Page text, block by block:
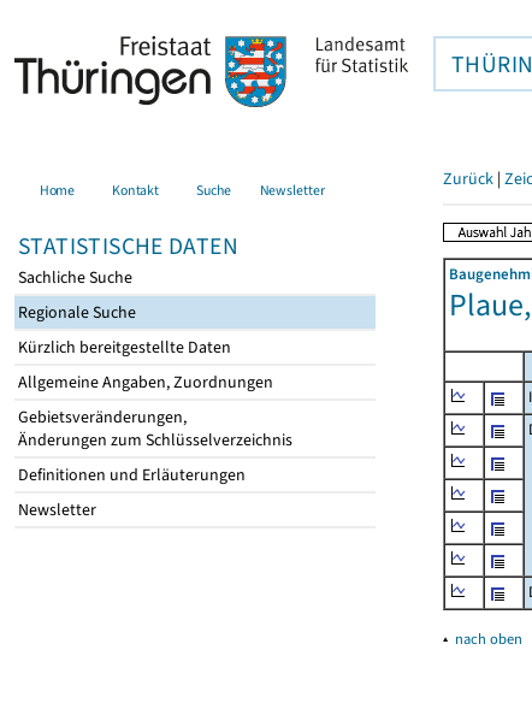
Home Kontakt Suche Newsletter
STATISTISCHE DATEN
Sachliche Suche
Regionale Suche
Kürzlich bereitgestellte Daten
Allgemeine Angaben, Zuordnungen
Gebietsveränderungen,
Änderungen zum Schlüsselverzeichnis
Definitionen und Erläuterungen
Newsletter
Zurück |
▴ nach oben